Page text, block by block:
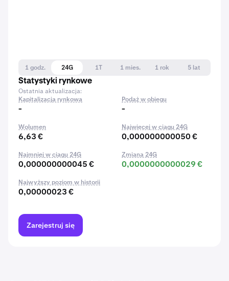
1 godz. 24G 1T 1 mies. 1 rok
5 lat
Statystyki rynkowe
Ostatnia aktualizacja:
Kapitalizacja rynkowa
-
Podaż w obiegu
-
Wolumen
6,63 €
Najwięcej w ciągu 24G
0,000000000050 €
Najmniej w ciągu 24G
0,000000000045 €
Zmiana 24G
0,0000000000029 €
Najwyższy poziom w historii
0,00000023 €
Zarejestruj się